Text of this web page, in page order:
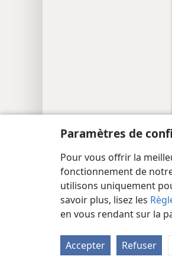
Paramètres de
Pour vous offrir la
fonctionnement de
utilisons uniquement
savoir plus, lisez les
en vous rendant sur la
Accepter Refuser
Copyright © 2026 Watch